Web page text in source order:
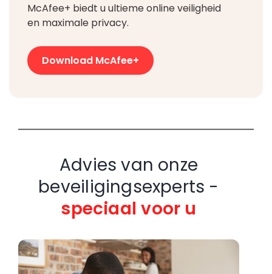
McAfee+ biedt u ultieme online veiligheid
en maximale privacy.
Download McAfee+
Advies van onze
beveiligingsexperts -
speciaal voor u